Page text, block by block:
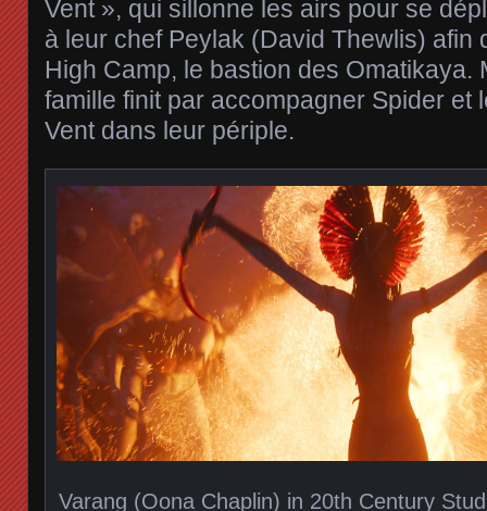
Vent », qui sillonne les airs pour se
à leur chef Peylak (David Thewlis) afin
High Camp, le bastion des Omatikaya.
famille finit par accompagner Spider et
Vent dans leur périple.
Varang (Oona Chaplin) in 20th Century